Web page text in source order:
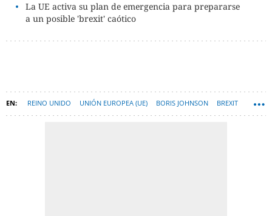
La UE activa su plan de emergencia para prepararse
a un posible 'brexit' caótico
REINO UNIDO UNIÓN EUROPEA (UE) BORIS JOHNSON BREXIT